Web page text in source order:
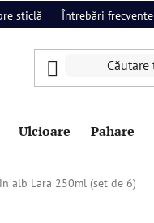
sticlă Întrebări frecvente
Ulcioare Pahare
alb Lara 250ml (set de 6)